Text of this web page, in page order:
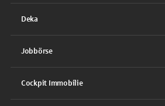
Deka
Jobbörse
Cockpit Immobilie